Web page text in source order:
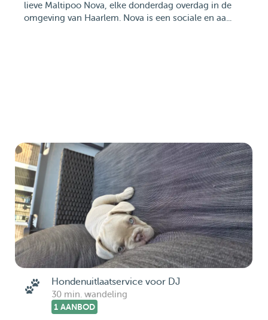
lieve Maltipoo Nova, elke donderdag overdag in de
omgeving van Haarlem. Nova is een sociale en aa...
Hondenuitlaatservice voor DJ
30 min. wandeling
1 AANBOD